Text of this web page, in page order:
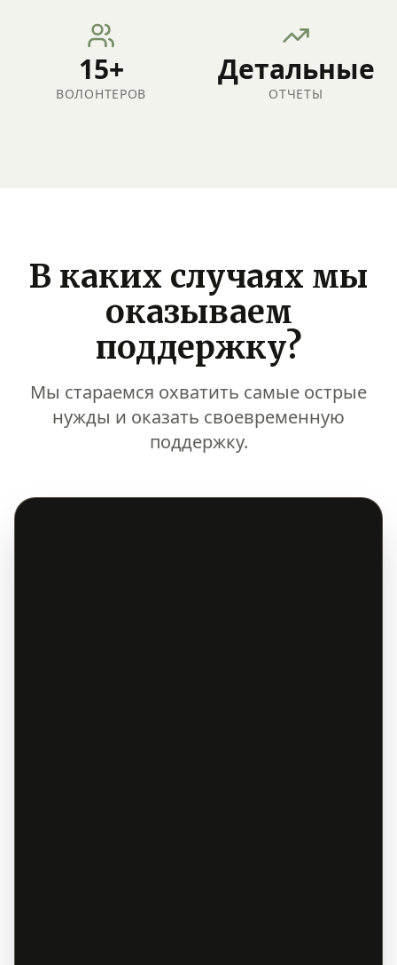
15+
ВОЛОНТЕРОВ
Детальные
ОТЧЕТЫ
В каких случаях мы
оказываем
поддержку?
Мы стараемся охватить самые острые
нужды и оказать своевременную
поддержку.
стройматериалы,
предметы
первой
необходимости
и временное
жилье.